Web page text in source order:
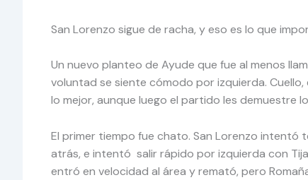
San Lorenzo sigue de racha, y eso es lo que
Un nuevo planteo de Ayude que fue al menos
voluntad se siente cómodo por izquierda.
lo mejor, aunque luego el partido les demuestre
El primer tiempo fue chato. San Lorenzo intentó
atrás, e intentó salir rápido por izquierda con
entró en velocidad al área y remató, pero